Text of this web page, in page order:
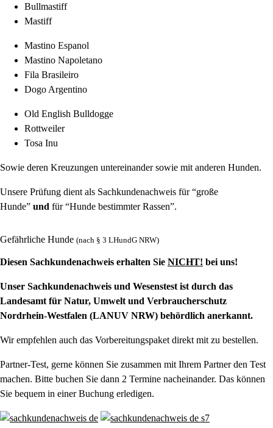
Bullmastiff
Mastiff
Mastino Espanol
Mastino Napoletano
Fila Brasileiro
Dogo Argentino
Old English Bulldogge
Rottweiler
Tosa Inu
Sowie deren Kreuzungen untereinander sowie mit anderen Hunden.
Unsere Prüfung dient als Sachkundenachweis für “große
Hunde” und für “Hunde bestimmter Rassen”.
Gefährliche Hunde (nach § 3 LHundG NRW)
Diesen Sachkundenachweis erhalten Sie NICHT! bei uns!
Unser Sachkundenachweis und Wesenstest ist durch das
Landesamt für Natur, Umwelt und Verbraucherschutz
Nordrhein-Westfalen (LANUV NRW) behördlich anerkannt.
Wir empfehlen auch das Vorbereitungspaket direkt mit zu bestellen.
Partner-Test, gerne können Sie zusammen mit Ihrem Partner den Test
machen. Bitte buchen Sie dann 2 Termine nacheinander. Das können
Sie bequem in einer Buchung erledigen.